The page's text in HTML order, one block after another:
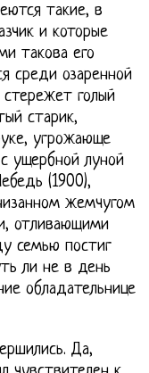
такие, в
и которые
такова его
среди озаренной
голый
старик,
угрожающе
ущербной луной
(1900),
жемчугом
отливающими
семью постиг
ли не в день
обладательнице
Да,